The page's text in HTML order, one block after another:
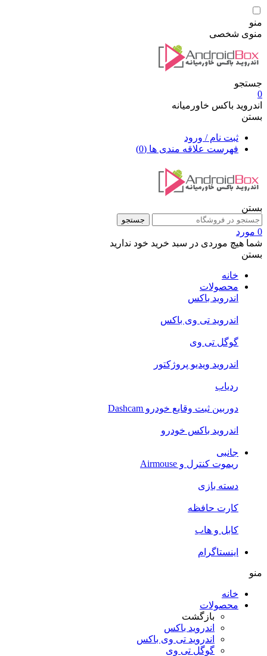
منو
منوی شخصی
جستجو
0
اندروید باکس خاورمیانه
بستن
ثبت نام / ورود
فهرست علاقه مندی ها (0)
بستن
جستجو
0 مورد
شما هیچ موردی در سبد خرید خود ندارید
بستن
خانه
محصولات
اندروید باکس
اندروید تی‌ وی باکس
گوگل تی وی
اندروید ویدیو پروژکتور
ردیاب
دوربین ثبت وقایع خودرو Dashcam
اندروید باکس خودرو
جانبی
ریموت کنترل و Airmouse
دسته بازی
کارت حافظه
کابل و هاب
اینستاگرام
منو
خانه
محصولات
بازگشت
اندروید باکس
اندروید تی‌ وی باکس
گوگل تی وی